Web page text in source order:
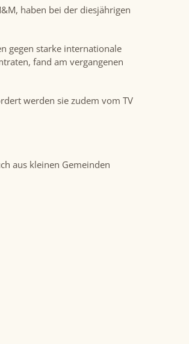
haben bei der diesjährigen
gegen starke internationale
fand am vergangenen
werden sie zudem vom TV
aus kleinen Gemeinden